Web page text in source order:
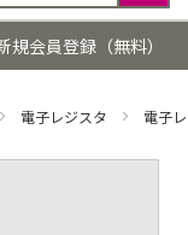
検
索
規会員登録（無料）
電子レジスタ 電子